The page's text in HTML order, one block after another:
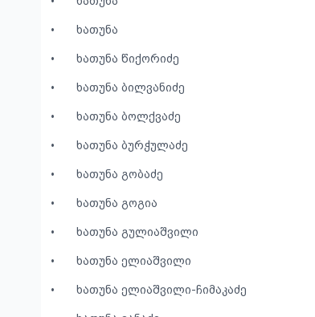
• ხათუნა
• ხათუნა წიქორიძე
• ხათუნა ბილვანიძე
• ხათუნა ბოლქვაძე
• ხათუნა ბურჭულაძე
• ხათუნა გობაძე
• ხათუნა გოგია
• ხათუნა გულიაშვილი
• ხათუნა ელიაშვილი
• ხათუნა ელიაშვილი-ჩიმაკაძე